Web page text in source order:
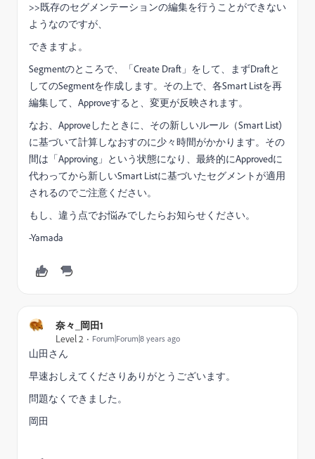
>>既存のセグメンテーションの編集を行うことができない
ようなのですが、
できますよ。
Segmentのところで、「Create Draft」をして、まずDraftと
してのSegmentを作成します。その上で、各Smart Listを再
編集して、Approveすると、変更が反映されます。
なお、Approveしたときに、その新しいルール（Smart List)
に基づいて計算しなおすのに少々時間がかかります。その
間は「Approving」という状態になり、最終的にApprovedに
代わってから新しいSmart Listに基づいたセグメントが適用
されるのでご注意ください。
もし、違う点でお悩みでしたらお知らせください。
-Yamada
奈々_岡田1
Level 2
Forum|Forum|8 years ago
山田さん
早速おしえてくださりありがとうございます。
問題なくできました。
岡田